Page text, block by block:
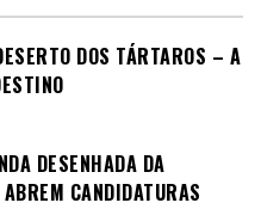
DOS TÁRTAROS – A
DESENHADA DA
CANDIDATURAS